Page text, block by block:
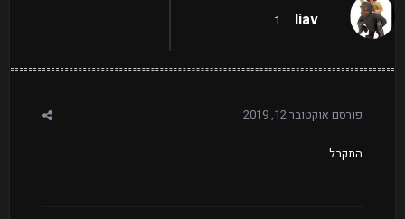
liav
1
פורסם אוקטובר 12, 2019
התקבל